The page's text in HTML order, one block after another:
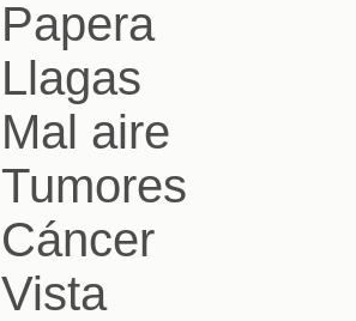
Papera
Llagas
Mal aire
Tumores
Cáncer
Vista